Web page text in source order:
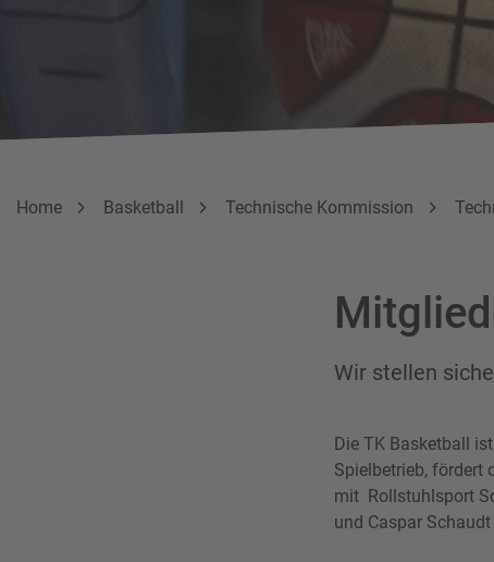
Breadcrumbnavigation
Sie befinden sich hier:
Home Basketball Technische Kommission
Wir stellen
Die TK Basketball
Spielbetrieb, fördert
mit Rollstuhlsport
und Caspar